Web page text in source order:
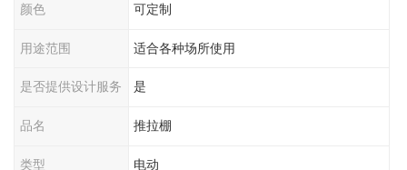
颜色 可定制
用途范围 适合各种场所使用
是否提供设计服务 是
品名 推拉棚
类型 电动